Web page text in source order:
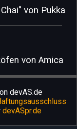
von Pukka
von Amica
devAS.de
devASpr.de